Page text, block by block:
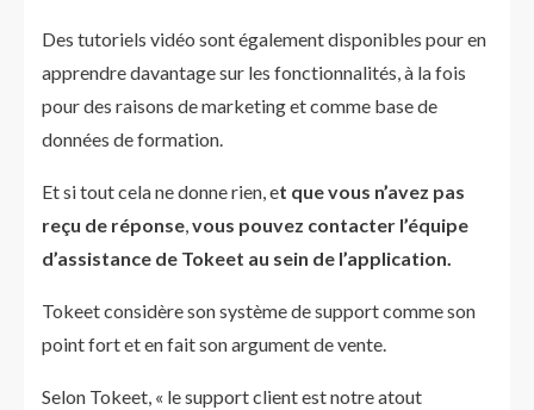
Des tutoriels vidéo sont également disponibles pour en
apprendre davantage sur les fonctionnalités, à la fois
pour des raisons de marketing et comme base de
données de formation.
Et si tout cela ne donne rien, et que vous n’avez pas
reçu de réponse,vous pouvez contacter l’équipe
d’assistance de Tokeet au sein de l’application.
Tokeet considère son système de support comme son
point fort et en fait son argument de vente.
Selon Tokeet, « le support client est notre atout